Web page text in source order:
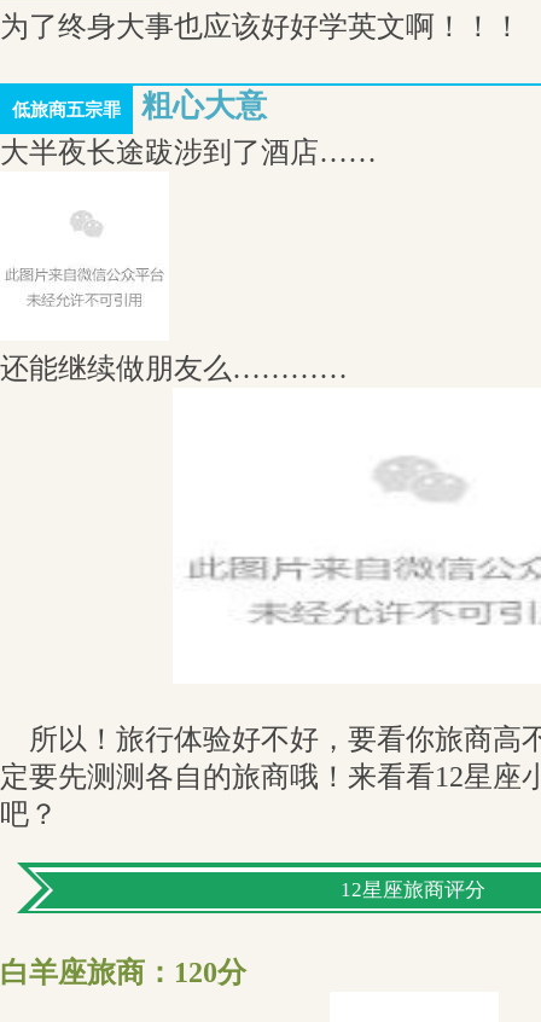
为了终身大事也应该好好学英文啊！！！
低旅商五宗罪 粗心大意
大半夜长途跋涉到了酒店……
还能继续做朋友么…………
所以！旅行体验好不好，要看你旅商高
定要先测测各自的旅商哦！来看看12星座
吧？
12星座旅商评分
白羊座旅商：120分